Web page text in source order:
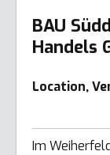
BAU
Handels
Location,
Im